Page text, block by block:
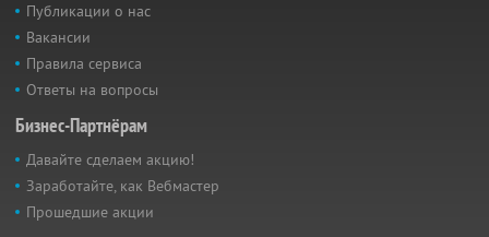
Публикации о нас
Вакансии
Правила сервиса
Ответы на вопросы
Бизнес-Партнёрам
Давайте сделаем акцию!
Заработайте, как Вебмастер
Прошедшие акции